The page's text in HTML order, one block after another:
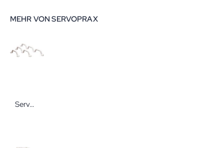
MEHR VON SERVOPRAX
Servoprax Servocare Universal-Handgriff